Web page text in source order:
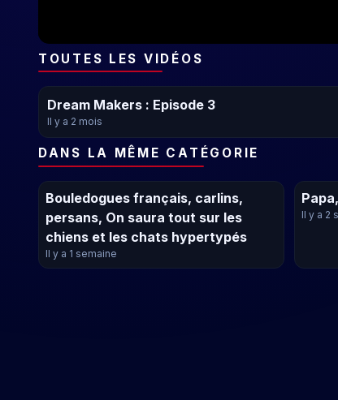
TOUTES LES VIDÉOS
Dream Makers : Episode 3
Il y a 2 mois
DANS LA MÊME CATÉGORIE
Bouledogues français, carlins,
persans, On saura tout sur les
chiens et les chats hypertypés
Il y a 1 semaine
Il y a 2